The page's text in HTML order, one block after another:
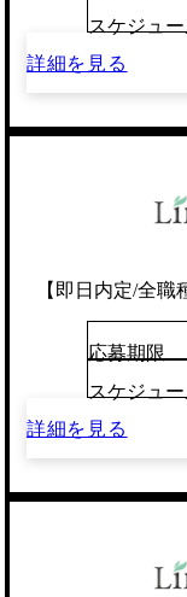
スケジュ
詳細を見る
【即日内定/全
応募期限
スケジュ
詳細を見る